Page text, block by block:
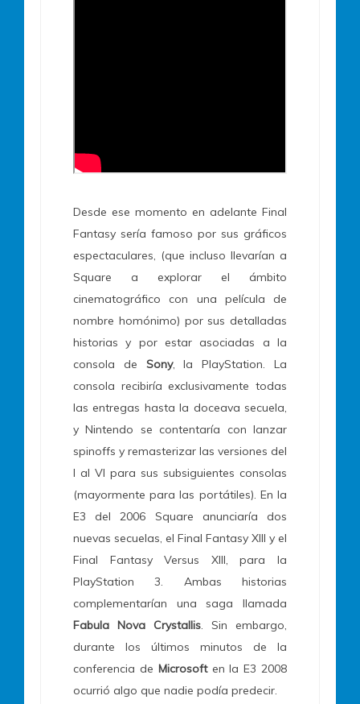
Desde ese momento en adelante Final
Fantasy sería famoso por sus gráficos
espectaculares, (que incluso llevarían a
Square a explorar el ámbito
cinematográfico con una película de
nombre homónimo) por sus detalladas
historias y por estar asociadas a la
consola de Sony, la PlayStation. La
consola recibiría exclusivamente todas
las entregas hasta la doceava secuela,
y Nintendo se contentaría con lanzar
spinoffs y remasterizar las versiones del
I al VI para sus subsiguientes consolas
(mayormente para las portátiles). En la
E3 del 2006 Square anunciaría dos
nuevas secuelas, el Final Fantasy XIII y el
Final Fantasy Versus XIII, para la
PlayStation 3. Ambas historias
complementarían una saga llamada
Fabula Nova Crystallis. Sin embargo,
durante los últimos minutos de la
conferencia de Microsoften la E3 2008
ocurrió algo que nadie podía predecir.